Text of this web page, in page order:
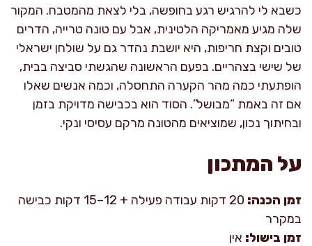
כשבא לי להרגיש רגע בחופשה, בלי לצאת מהמטבח. המקור
שלה מגיע מאמריקה הלטינית, אבל עם טונה טרייה, הדרים
טובים וקצת חריפות, היא יושבת נהדר גם על שולחן ישראלי
של שישי בצהריים. בפעם הראשונה שהגשתי סביצה בבית,
הופתעתי כמה מהר הקערה התחסלה, וכמה אנשים שאלו
אם זה באמת “מבושל”. הסוד הוא בכבישה מדויקת בזמן
ובחיתוך נכון, שמוציאים מהטונה מרקם עסיסי ונקי.
על המתכון
זמן הכנה:
20 דקות עבודה פעילה + 12–15 דקות כבישה
במקרר
זמן בישול: אין